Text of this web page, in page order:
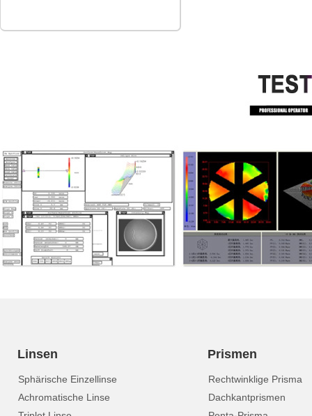
Linsen
Sphärische Einzellinse
Achromatische Linse
Prismen
Rechtwinklige Prisma
Dachkantprismen